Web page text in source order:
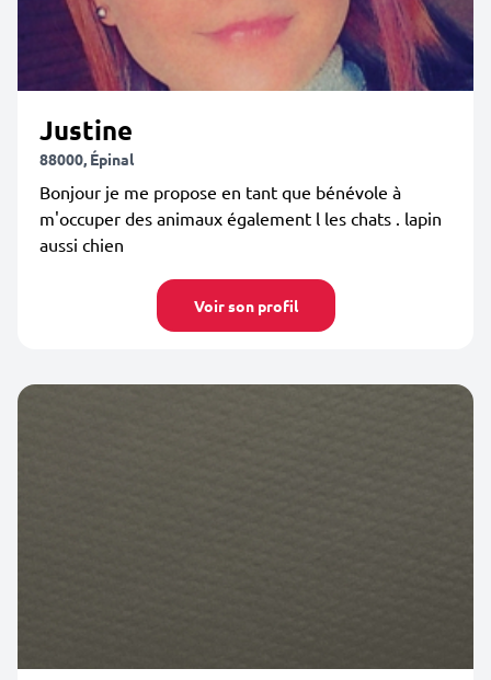
Justine
88000, Épinal
Bonjour je me propose en tant que bénévole à
m'occuper des animaux également l les chats . lapin
aussi chien
Voir son profil